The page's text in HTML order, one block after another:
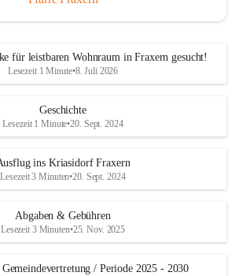
für leistbaren Wohnraum in Fraxern gesucht!
Lesezeit 1 Minute•8. Juli 2026
Geschichte
Lesezeit 1 Minute•20. Sept. 2024
ins Kriasidorf Fraxern
Lesezeit 3 Minuten•20. Sept. 2024
Abgaben & Gebühren
Lesezeit 3 Minuten•25. Nov. 2025
/ Periode 2025 - 2030